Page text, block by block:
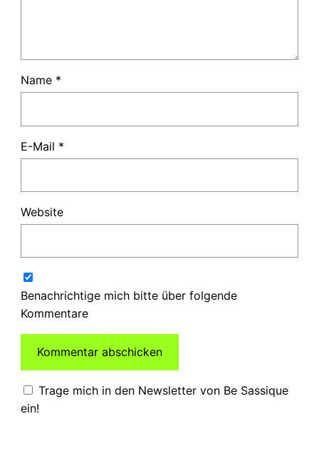
Name *
E-Mail *
Website
Benachrichtige mich bitte über folgende
Kommentare
Trage mich in den Newsletter von Be Sassique
ein!